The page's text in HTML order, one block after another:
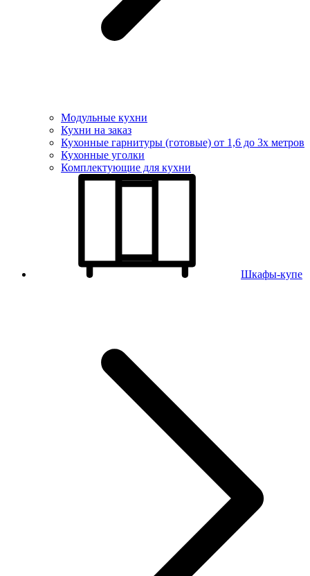
Модульные кухни
Кухни на заказ
Кухонные гарнитуры (готовые) от 1,6 до 3х метров
Кухонные уголки
Комплектующие для кухни
Шкафы-купе